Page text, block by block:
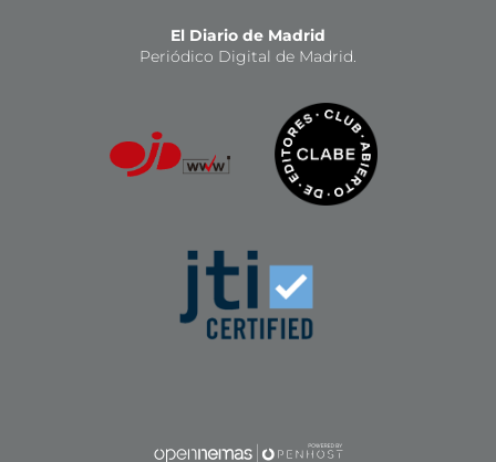
El Diario de Madrid
Periódico Digital de Madrid.